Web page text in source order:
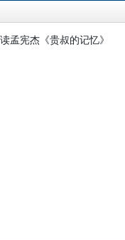
宪杰《贵叔的记忆》